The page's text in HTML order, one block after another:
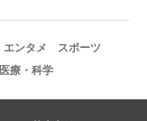
エンタメ
スポーツ
医療・科学